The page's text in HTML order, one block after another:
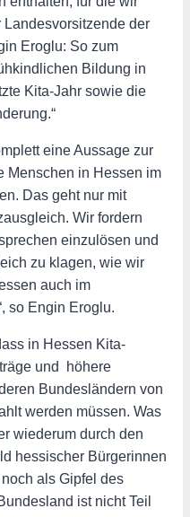
Landesvorsitzende der
Eroglu: So zum
Bildung in
Kita-Jahr sowie die
eine Aussage zur
Menschen in Hessen im
Das geht nur mit
Wir fordern
einzulösen und
zu klagen, wie wir
auch im
so Engin Eroglu.
in Hessen Kita-
und höhere
Bundesländern von
werden müssen. Was
wiederum durch den
hessischer Bürgerinnen
als Gipfel des
ist nicht Teil